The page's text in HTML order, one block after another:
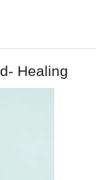
Healing